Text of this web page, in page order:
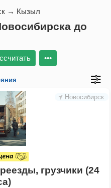
→ Кызыл
до
•••
Новосибирск
грузчики (24